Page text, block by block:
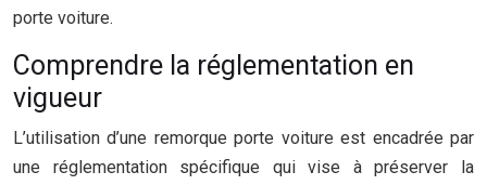
porte voiture.
Comprendre la réglementation en
vigueur
L’utilisation d’une remorque porte voiture est encadrée par
une réglementation spécifique qui vise à préserver la